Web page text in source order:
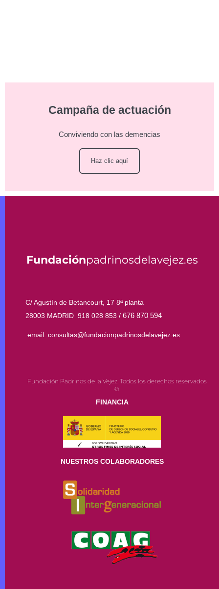
Campaña de actuación
Conviviendo con las demencias
Haz clic aquí
Fundaciónpadrinosdelavejez.es
C/ Agustín de Betancourt, 17 8ª planta
28003 MADRID 918 028 853 /676 870 594
email: consultas@fundacionpadrinosdelavejez.es
Fundación Padrinos de la Vejez. Todos los derechos reservados
©
FINANCIA
NUESTROS COLABORADORES